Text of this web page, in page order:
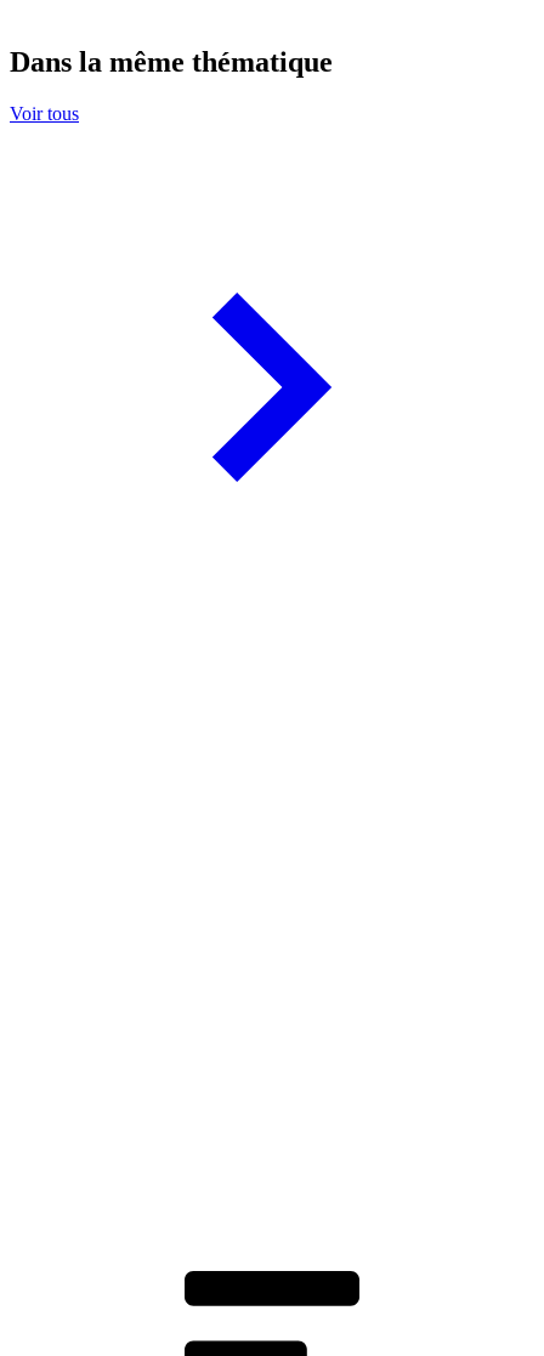
Dans la même thématique
Voir tous